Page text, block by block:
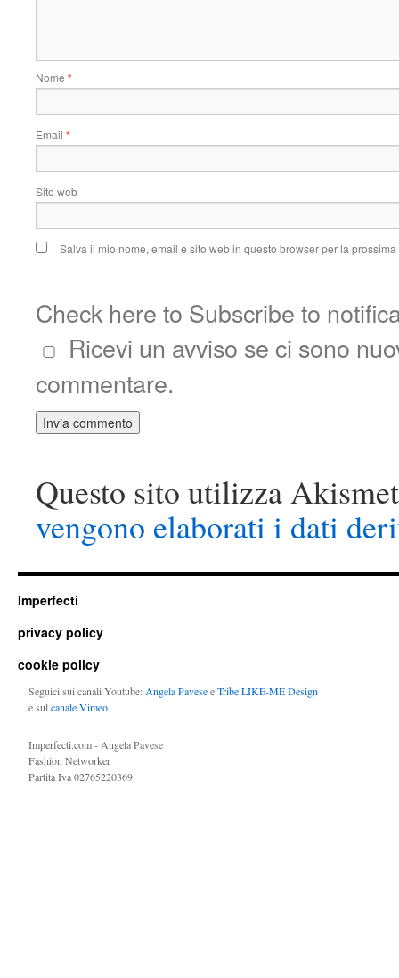
Nome *
Email *
Sito web
Salva il mio nome, email e sito web in questo browser per la
Check here to Subscribe to
Ricevi un avviso se ci sono
commentare.
Questo sito utilizza
vengono elaborati i dati
Imperfecti
privacy policy
cookie policy
Seguici sui canali Youtube:Angela PaveseeTribe LIKE-ME Design
e sulcanale Vimeo
Imperfecti.com - Angela Pavese
Fashion Networker
Partita Iva 02765220369